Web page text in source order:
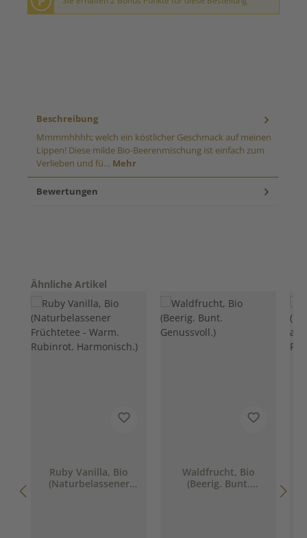
Beschreibung
Mmmmhhhh; welch ein köstlicher Geschmack auf meinen
Lippen! Diese milde Bio-Beerenmischung ist einfach zum
Verlieben und fü… Mehr
Bewertungen
Produktgalerie überspringen
Ähnliche Artikel
Ruby Vanilla, Bio
(Naturbelassener
Waldfrucht, Bio
(Beerig. Bunt.